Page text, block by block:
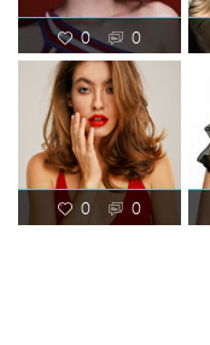
0 0
0 0